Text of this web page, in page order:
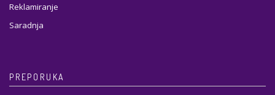
Reklamiranje
Saradnja
PREPORUKA